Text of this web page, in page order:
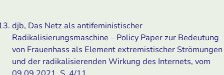
djb, Das Netz als antifeministischer
Radikalisierungsmaschine – Policy Paper zur Bedeutung
von Frauenhass als Element extremistischer Strömungen
und der radikalisierenden Wirkung des Internets, vom